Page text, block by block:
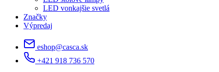
LED vonkajšie svetlá
Značky
Výpredaj
eshop@casca.sk
+421 918 736 570